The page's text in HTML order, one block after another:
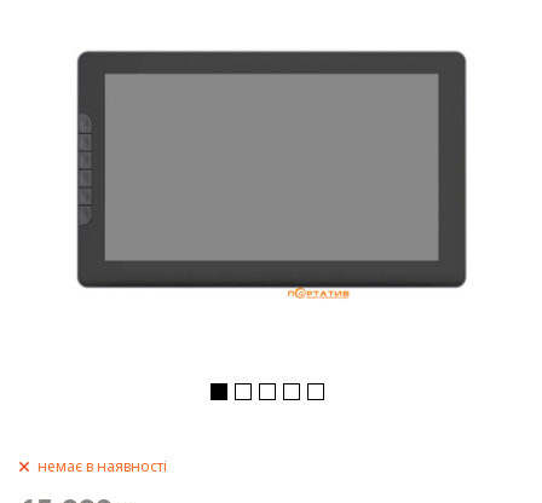
немає в наявності